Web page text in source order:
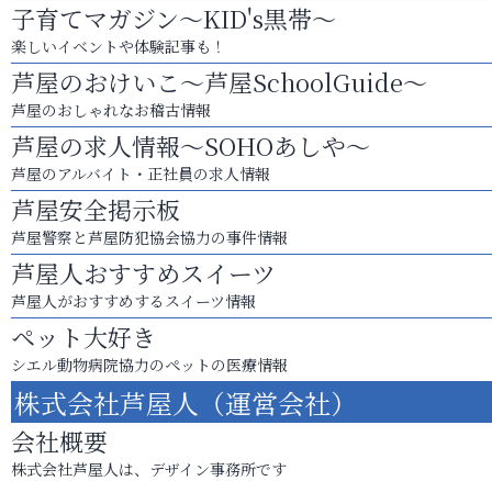
子育てマガジン～KID's黒帯～
楽しいイベントや体験記事も！
芦屋のおけいこ～芦屋SchoolGuide～
芦屋のおしゃれなお稽古情報
芦屋の求人情報～SOHOあしや～
芦屋のアルバイト・正社員の求人情報
芦屋安全掲示板
芦屋警察と芦屋防犯協会協力の事件情報
芦屋人おすすめスイーツ
芦屋人がおすすめするスイーツ情報
ペット大好き
シエル動物病院協力のペットの医療情報
株式会社芦屋人（運営会社）
会社概要
株式会社芦屋人は、デザイン事務所です